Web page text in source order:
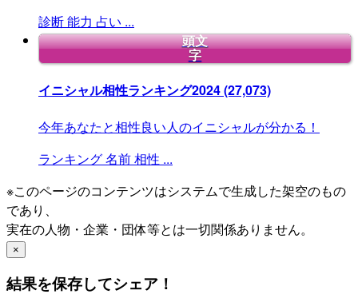
診断能力 占い ...
頭文
字
イニシャル相性ランキング2024(27,073)
今年あなたと相性良い人のイニシャルが分かる！
ランキング名前相性 ...
※このページのコンテンツはシステムで生成した架空のもの
であり、
実在の人物・企業・団体等とは一切関係ありません。
×
結果を保存してシェア！